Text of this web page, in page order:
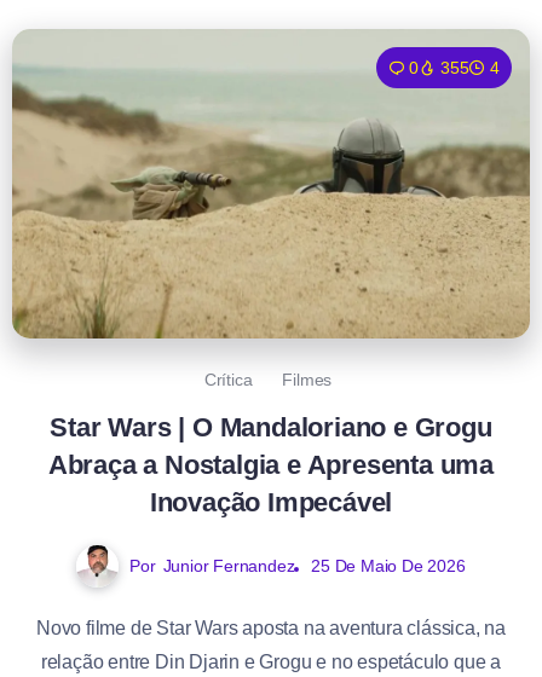
0 355 4
Crítica Filmes
Star Wars | O Mandaloriano e Grogu
Abraça a Nostalgia e Apresenta uma
Inovação Impecável
Por Junior Fernandez 25 De Maio De 2026
Novo filme de Star Wars aposta na aventura clássica, na
relação entre Din Djarin e Grogu e no espetáculo que a